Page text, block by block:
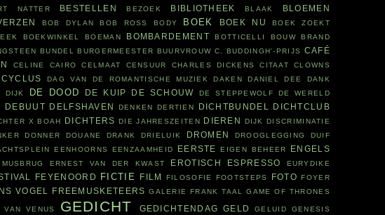
NATTER BESTELLEN BEZOEK BIBLIOTHEEK BLAAK BLOEMEN
BOB DYLAN BOB ROSS BODY BOEK BOEK NU
BOEK ZOEKT
BOEKWINKEL BOEMAN BOMBARDEMENT BOTTICELLI BOUW BRAND
BUNDEL BURGERMEESTER BUURVROUW C. BUDDINGH'-PRIJS CAFÉ
CELINE CAIRO CELMAAT CENSUUR CHARLES DICKENS CITAAT
CLOWNS
CYCLUS DAG VAN DE ROMANTISCHE MUZIEK DAKEN DANIEL DEE
DANK
DIJK DE DOOD DE KUIP DE SCHOUW DE STEPPEWOLF
DE WERELD
DEBUUT DELFSHAVEN DENKEN DERTIEN DICHTBUNDEL DICHTCLUB
X BOAH DICHTERS DIE JAHRESZEITEN DIEREN DIJK
DISCRIMINATIE
DONNER DOUANE DRANK DRIELUIK DROMEN DROOGLEGGING
DUIF
EENHOORNS EENZAAMHEID EERSTE EIGEN BEHEER
ENGELS
ERNEST VAN DER KWAST EROTISCH ESPRESSO
EURYDIKE
FEYENOORD FICTIE FILM FILOSOFIE FOOTSTEPS FOTO FOYER
VOGEL FREEMUSKETEERS GALERIE FRANK TAAL GAME OF THRONES
VAN VENUS GEDICHT GEDICHTENDAG GELD GELUID
GENESIS